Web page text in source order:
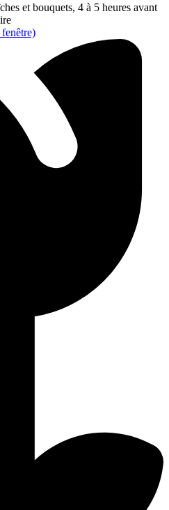
et bouquets, 4 à 5 heures avant